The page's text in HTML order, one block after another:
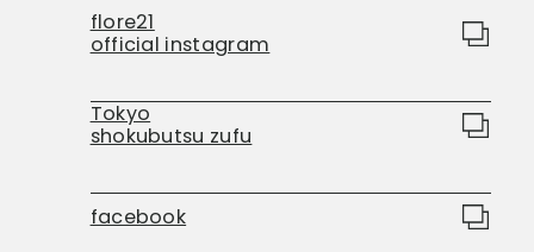
flore21
official instagram
Tokyo
shokubutsu zufu
facebook